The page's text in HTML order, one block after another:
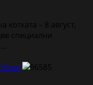
– 8 август,
специални